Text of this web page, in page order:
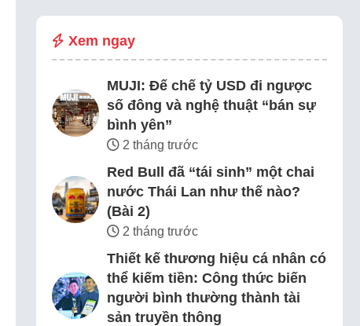
Xem ngay
MUJI: Đế chế tỷ USD đi ngược
số đông và nghệ thuật “bán sự
bình yên”
2 tháng trước
Red Bull đã “tái sinh” một chai
nước Thái Lan như thế nào?
(Bài 2)
2 tháng trước
Thiết kế thương hiệu cá nhân có
thể kiếm tiền: Công thức biến
người bình thường thành tài
sản truyền thông